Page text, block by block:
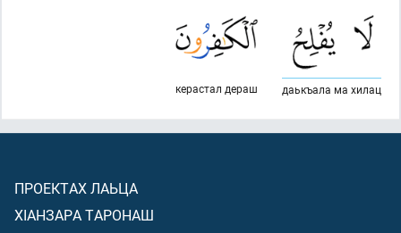
даькъала ма хилац
керастал дераш
ПРОЕКТАХ ЛАЬЦА
ХIАНЗАРА ТАРОНАШ